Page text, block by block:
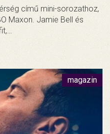
című mini-sorozathoz,
Maxon. Jamie Bell és
magazin